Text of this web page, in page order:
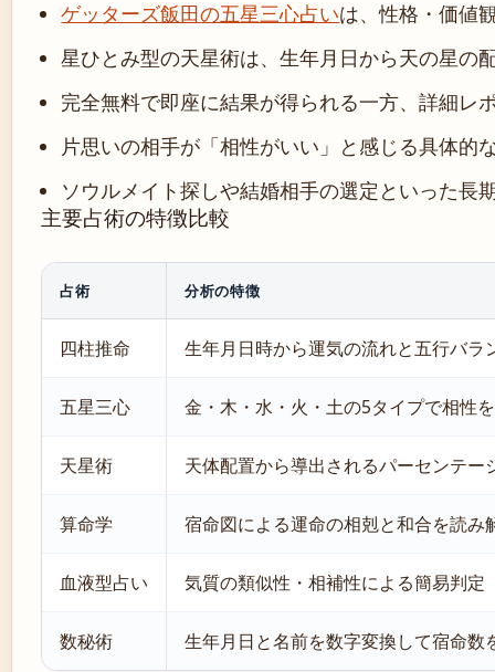
ゲッターズ飯田の五星三心占いは、性格・価値
星ひとみ型の天星術は、生年月日から天の星の
完全無料で即座に結果が得られる一方、詳細レ
片思いの相手が「相性がいい」と感じる具体
ソウルメイト探しや結婚相手の選定といった長
主要占術の特徴比較
占術 分析の特徴
四柱推命 生年月日時から運気の流れと五行バラ
五星三心 金・木・水・火・土の5タイプで相性
天星術 天体配置から導出されるパーセンテー
算命学 宿命図による運命の相剋と和合を読み
血液型占い 気質の類似性・相補性による簡易判定
数秘術 生年月日と名前を数字変換して宿命数